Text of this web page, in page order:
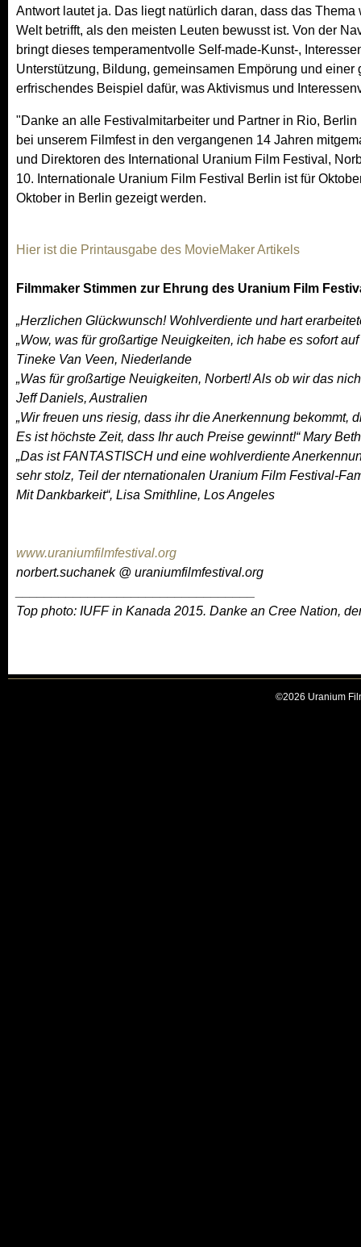
Antwort lautet ja. Das liegt natürlich daran, dass das
Welt betrifft, als den meisten Leuten bewusst ist. Von der
bringt dieses temperamentvolle Self-made-Kunst-,
Unterstützung, Bildung, gemeinsamen Empörung und
erfrischendes Beispiel dafür, was Aktivismus und
"Danke an alle Festivalmitarbeiter und Partner in Rio,
bei unserem Filmfest in den vergangenen 14 Jahren
und Direktoren des International Uranium Film Festival,
10. Internationale Uranium Film Festival Berlin ist für
Oktober in Berlin gezeigt werden.
Hier ist die Printausgabe des MovieMaker Artikels
Filmmaker Stimmen zur Ehrung des Uranium Film
„Herzlichen Glückwunsch! Wohlverdiente und hart
„Wow, was für großartige Neuigkeiten, ich habe es sofort
Tineke Van Veen, Niederlande
„Was für großartige Neuigkeiten, Norbert! Als ob wir das
Jeff Daniels, Australien
„Wir freuen uns riesig, dass ihr die Anerkennung
Es ist höchste Zeit, dass Ihr auch Preise gewinnt!“ Mary
„Das ist FANTASTISCH und eine wohlverdiente
sehr stolz, Teil der nternationalen Uranium Film Festival-
Mit Dankbarkeit“, Lisa Smithline, Los Angeles
www.uraniumfilmfestival.org
norbert.suchanek @ uraniumfilmfestival.org
Top photo: IUFF in Kanada 2015. Danke an Cree Nation,
©2026 Uranium